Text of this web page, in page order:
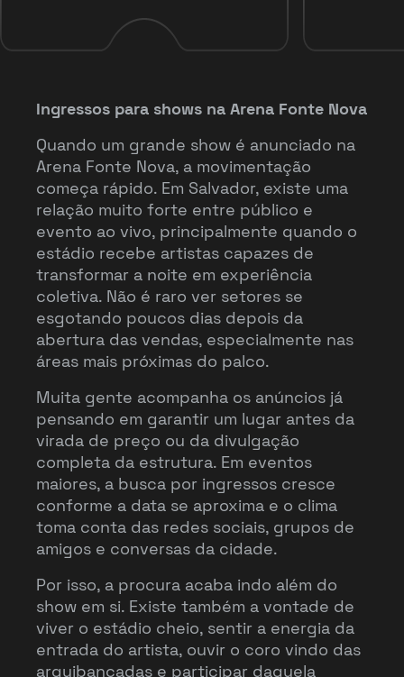
Ingressos para shows na Arena Fonte Nova
Quando um grande show é anunciado na
Arena Fonte Nova, a movimentação
começa rápido. Em Salvador, existe uma
relação muito forte entre público e
evento ao vivo, principalmente quando o
estádio recebe artistas capazes de
transformar a noite em experiência
coletiva. Não é raro ver setores se
esgotando poucos dias depois da
abertura das vendas, especialmente nas
áreas mais próximas do palco.
Muita gente acompanha os anúncios já
pensando em garantir um lugar antes da
virada de preço ou da divulgação
completa da estrutura. Em eventos
maiores, a busca por ingressos cresce
conforme a data se aproxima e o clima
toma conta das redes sociais, grupos de
amigos e conversas da cidade.
Por isso, a procura acaba indo além do
show em si. Existe também a vontade de
viver o estádio cheio, sentir a energia da
entrada do artista, ouvir o coro vindo das
arquibancadas e participar daquela